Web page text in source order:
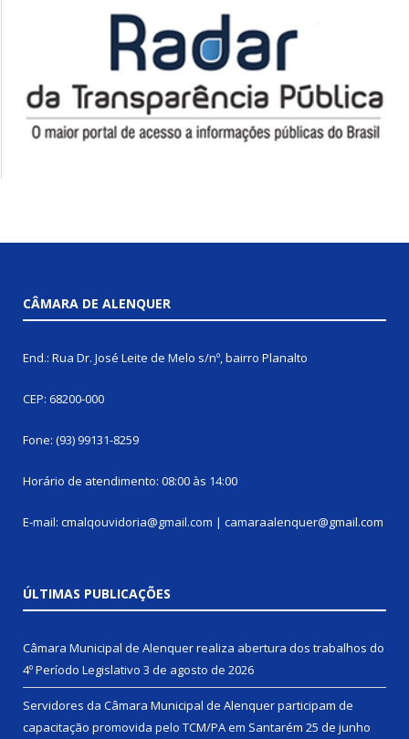
CÂMARA DE ALENQUER
End.: Rua Dr. José Leite de Melo s/nº, bairro Planalto
CEP: 68200-000
Fone: (93) 99131-8259
Horário de atendimento: 08:00 às 14:00
E-mail: cmalqouvidoria@gmail.com | camaraalenquer@gmail.com
ÚLTIMAS PUBLICAÇÕES
Câmara Municipal de Alenquer realiza abertura dos trabalhos do
4º Período Legislativo 3 de agosto de 2026
Servidores da Câmara Municipal de Alenquer participam de
capacitação promovida pelo TCM/PA em Santarém 25 de junho